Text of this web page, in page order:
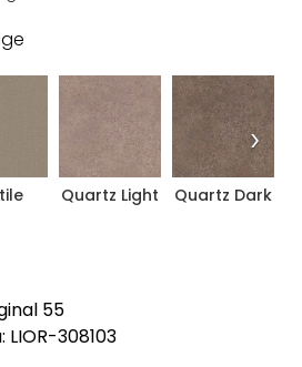
Quartz Light Quartz Dark
›
55
LIOR-308103